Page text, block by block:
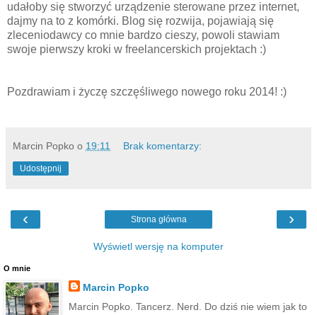
udałoby się stworzyć urządzenie sterowane przez internet,
dajmy na to z komórki. Blog się rozwija, pojawiają się
zleceniodawcy co mnie bardzo cieszy, powoli stawiam
swoje pierwszy kroki w freelancerskich projektach :)
Pozdrawiam i życzę szczęśliwego nowego roku 2014! :)
Marcin Popko o 19:11 Brak komentarzy:
Udostępnij
‹ ›
Strona główna
Wyświetl wersję na komputer
O mnie
Marcin Popko
Marcin Popko. Tancerz. Nerd. Do dziś nie wiem jak to